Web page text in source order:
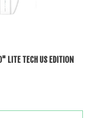
LITE TECH US EDITION